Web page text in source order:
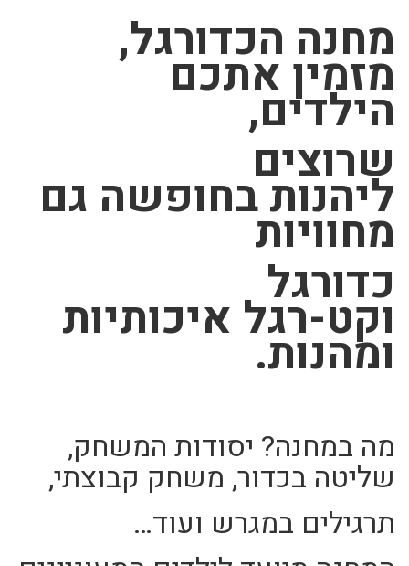
מחנה הכדורגל,
מזמין אתכם
הילדים,
שרוצים
ליהנותבחופשה גם
מחוויות
כדורגל
וקט-רגל איכותיות
ומהנות.
מה במחנה? יסודות המשחק,
שליטה בכדור, משחק קבוצתי,
תרגילים במגרש ועוד…